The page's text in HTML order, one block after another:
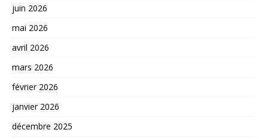
juin 2026
mai 2026
avril 2026
mars 2026
février 2026
janvier 2026
décembre 2025